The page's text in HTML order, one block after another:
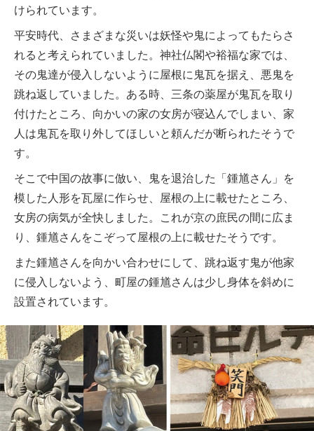
けられています。
平安時代、さまざまな災いは妖怪や鬼によってもたらさ
れると考えられていました。神社仏閣や裕福な家では、
その鬼達が侵入しないように屋根に鬼瓦を据え、悪鬼を
跳ね返していました。ある時、三条の薬屋が鬼瓦を取り
付けたところ、向かいの家の女房が寝込んでしまい、家
人は鬼瓦を取り外してほしいと頼んだが断られたそうで
す。
そこで中国の故事に倣い、鬼を退治した「鍾馗さん」を
模した人形を瓦屋に作らせ、屋根の上に載せたところ、
女房の病気が全快しました。これが京の庶民の間に広ま
り、鍾馗さんをこぞって屋根の上に載せたそうです。
また鍾馗さんを向かい合わせにして、跳ね返す鬼が他家
に侵入しないよう、町屋の鍾馗さんは少し身体を斜めに
設置されています。